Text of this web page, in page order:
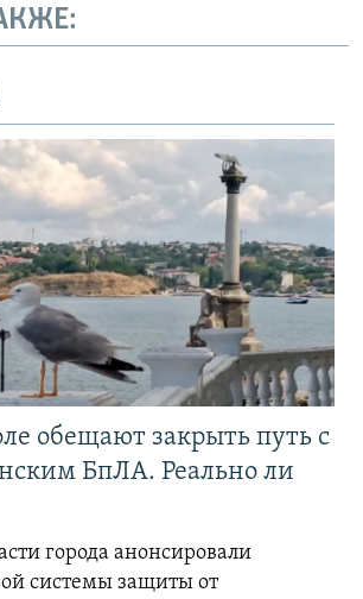
обещают закрыть путь с
БпЛА. Реально ли
города анонсировали
системы защиты от